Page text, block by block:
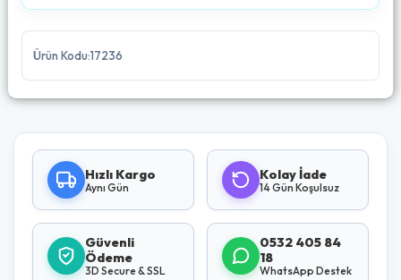
Ürün Kodu:17236
Hızlı Kargo
Aynı Gün
Kolay İade
14 Gün Koşulsuz
Güvenli
Ödeme
3D Secure & SSL
0532 405 84
18
WhatsApp Destek